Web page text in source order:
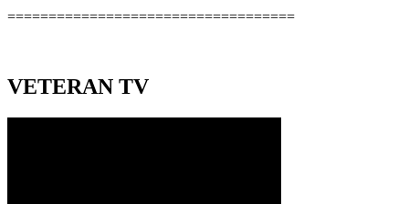
===================================
VETERAN TV